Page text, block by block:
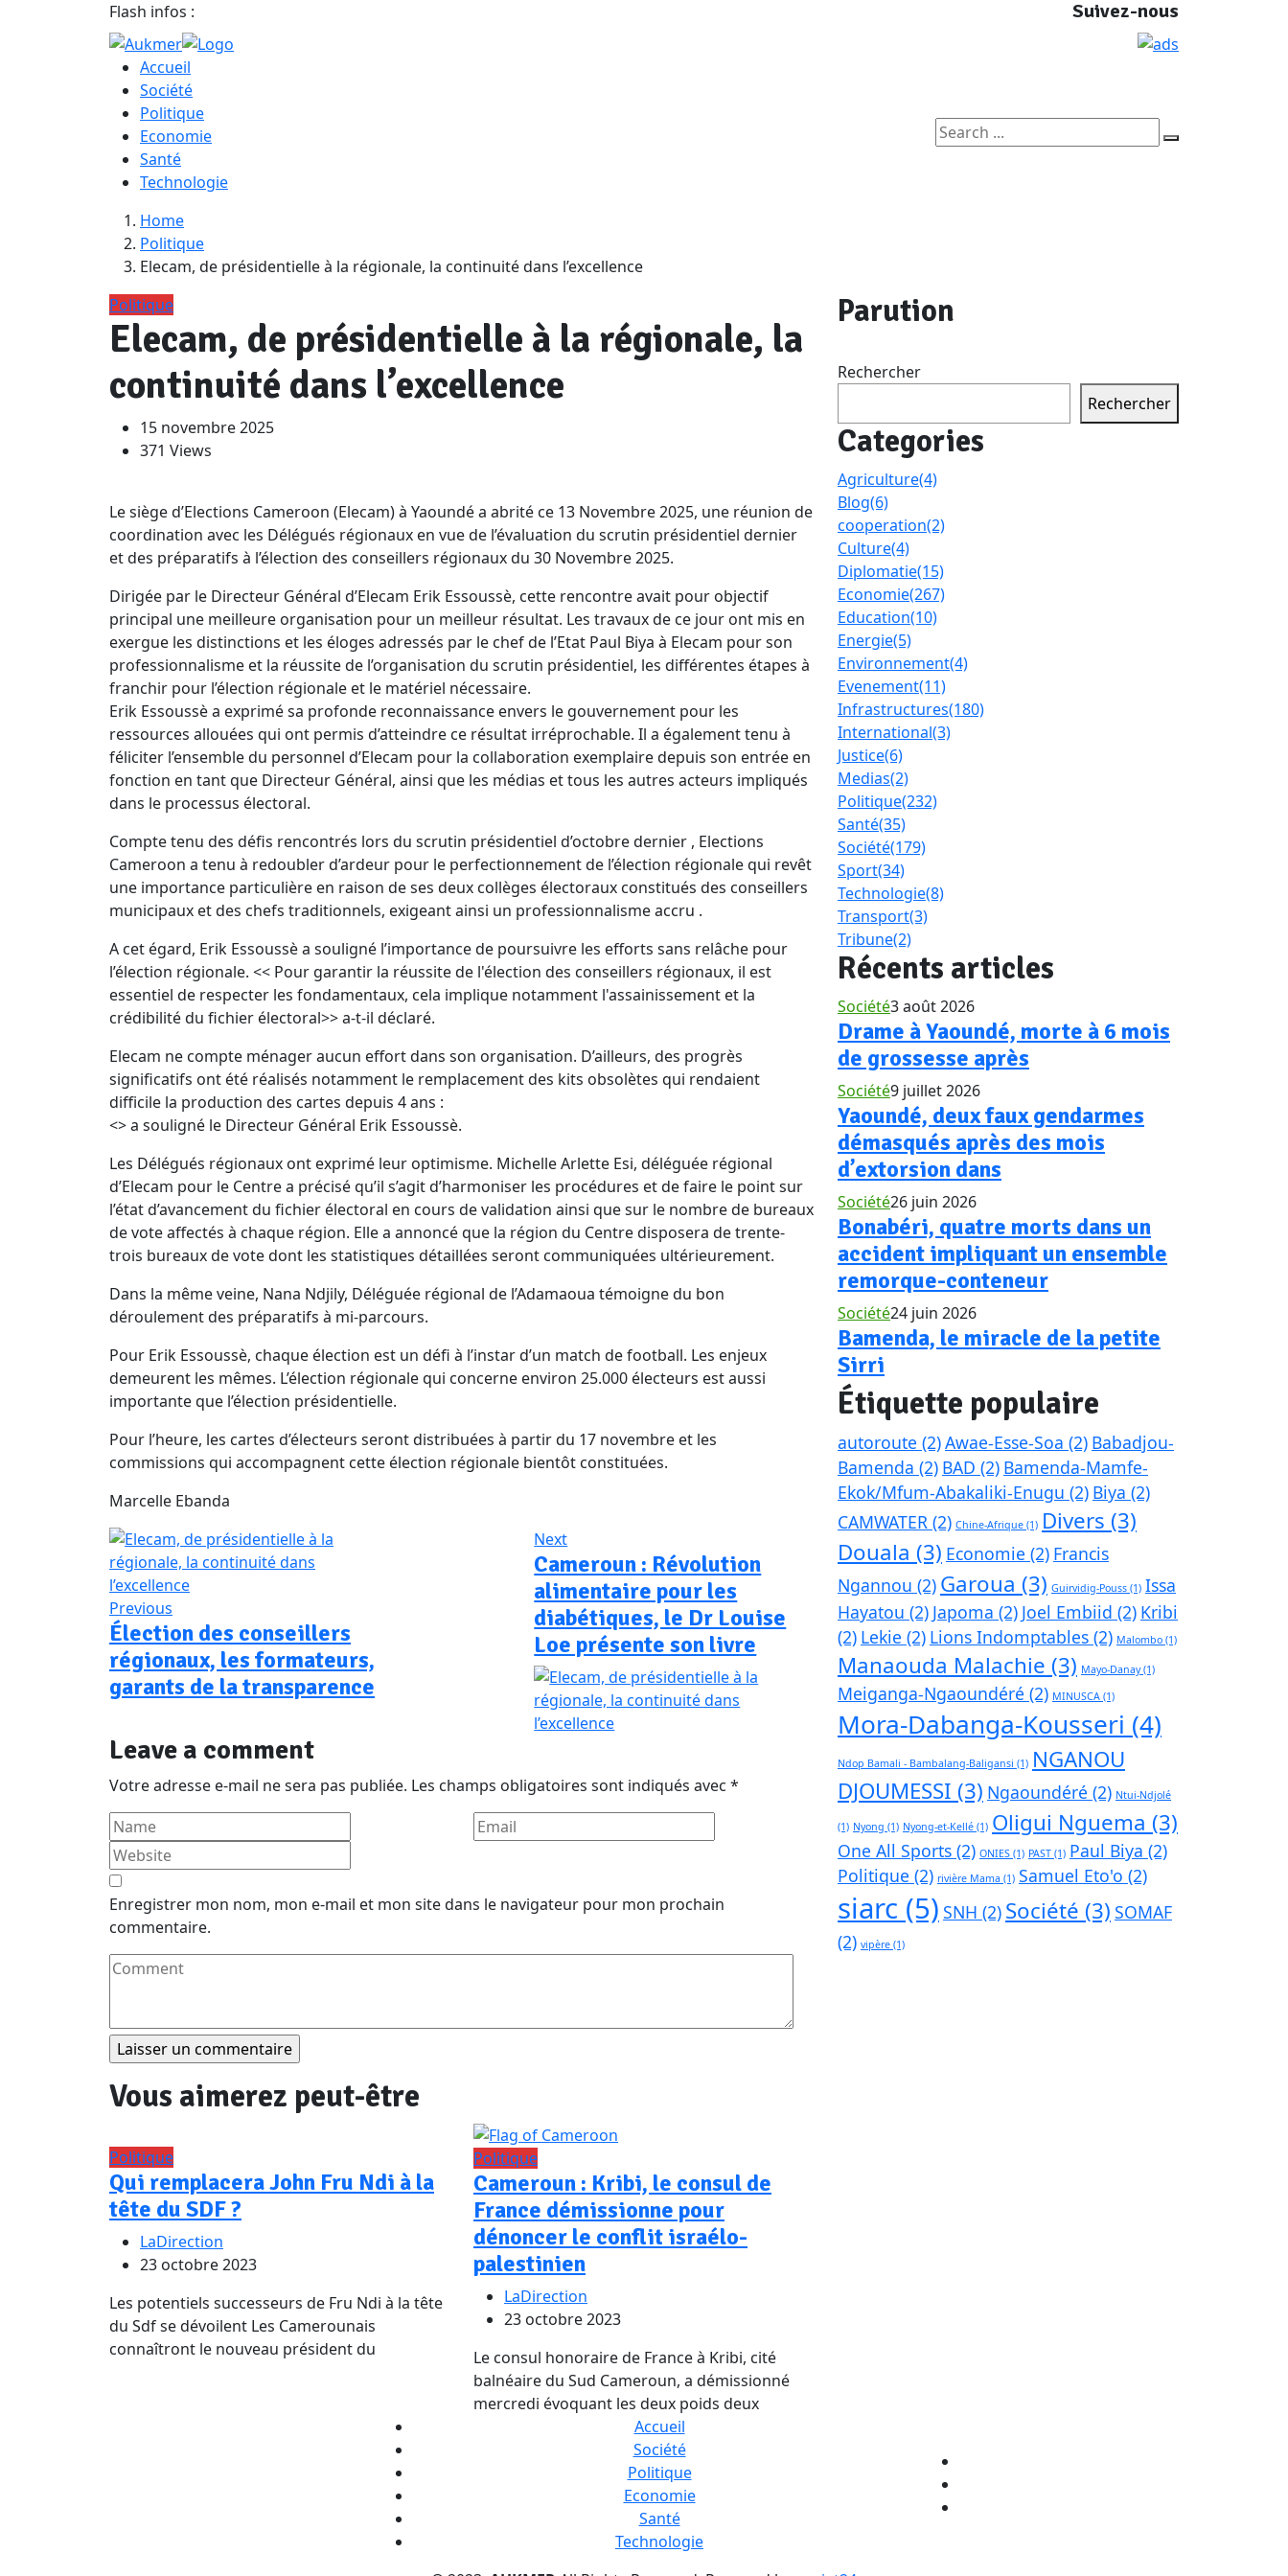
Flash infos : Suivez-nous
Accueil
Société
Politique
Economie
Santé
Technologie
Home
Politique
Elecam, de présidentielle à la régionale, la continuité dans l’excellence
Politique
Elecam, de présidentielle à la régionale, la
continuité dans l’excellence
15 novembre 2025
371 Views
Le siège d’Elections Cameroon (Elecam) à Yaoundé a abrité ce 13 Novembre 2025, une réunion de
coordination avec les Délégués régionaux en vue de l’évaluation du scrutin présidentiel dernier
et des préparatifs à l’élection des conseillers régionaux du 30 Novembre 2025.
Dirigée par le Directeur Général d’Elecam Erik Essoussè, cette rencontre avait pour objectif
principal une meilleure organisation pour un meilleur résultat. Les travaux de ce jour ont mis en
exergue les distinctions et les éloges adressés par le chef de l’Etat Paul Biya à Elecam pour son
professionnalisme et la réussite de l’organisation du scrutin présidentiel, les différentes étapes à
franchir pour l’élection régionale et le matériel nécessaire.
Erik Essoussè a exprimé sa profonde reconnaissance envers le gouvernement pour les
ressources allouées qui ont permis d’atteindre ce résultat irréprochable. Il a également tenu à
féliciter l’ensemble du personnel d’Elecam pour la collaboration exemplaire depuis son entrée en
fonction en tant que Directeur Général, ainsi que les médias et tous les autres acteurs impliqués
dans le processus électoral.
Compte tenu des défis rencontrés lors du scrutin présidentiel d’octobre dernier , Elections
Cameroon a tenu à redoubler d’ardeur pour le perfectionnement de l’élection régionale qui revêt
une importance particulière en raison de ses deux collèges électoraux constitués des conseillers
municipaux et des chefs traditionnels, exigeant ainsi un professionnalisme accru .
A cet égard, Erik Essoussè a souligné l’importance de poursuivre les efforts sans relâche pour
l’élection régionale. << Pour garantir la réussite de l'élection des conseillers régionaux, il est
essentiel de respecter les fondamentaux, cela implique notamment l'assainissement et la
crédibilité du fichier électoral>> a-t-il déclaré.
Elecam ne compte ménager aucun effort dans son organisation. D’ailleurs, des progrès
significatifs ont été réalisés notamment le remplacement des kits obsolètes qui rendaient
difficile la production des cartes depuis 4 ans :
<> a souligné le Directeur Général Erik Essoussè.
Les Délégués régionaux ont exprimé leur optimisme. Michelle Arlette Esi, déléguée régional
d’Elecam pour le Centre a précisé qu’il s’agit d’harmoniser les procédures et de faire le point sur
l’état d’avancement du fichier électoral en cours de validation ainsi que sur le nombre de bureaux
de vote affectés à chaque région. Elle a annoncé que la région du Centre disposera de trente-
trois bureaux de vote dont les statistiques détaillées seront communiquées ultérieurement.
Dans la même veine, Nana Ndjily, Déléguée régional de l’Adamaoua témoigne du bon
déroulement des préparatifs à mi-parcours.
Pour Erik Essoussè, chaque élection est un défi à l’instar d’un match de football. Les enjeux
demeurent les mêmes. L’élection régionale qui concerne environ 25.000 électeurs est aussi
importante que l’élection présidentielle.
Pour l’heure, les cartes d’électeurs seront distribuées à partir du 17 novembre et les
commissions qui accompagnent cette élection régionale bientôt constituées.
Marcelle Ebanda
Previous
Élection des conseillers
régionaux, les formateurs,
garants de la transparence
Next
Cameroun : Révolution
alimentaire pour les
diabétiques, le Dr Louise
Loe présente son livre
Leave a comment
Votre adresse e-mail ne sera pas publiée. Les champs obligatoires sont indiqués avec *
Enregistrer mon nom, mon e-mail et mon site dans le navigateur pour mon prochain
commentaire.
Vous aimerez peut-être
Politique
Qui remplacera John Fru Ndi à la
tête du SDF ?
LaDirection
23 octobre 2023
Les potentiels successeurs de Fru Ndi à la tête
du Sdf se dévoilent Les Camerounais
connaîtront le nouveau président du
Politique
Cameroun : Kribi, le consul de
France démissionne pour
dénoncer le conflit israélo-
palestinien
LaDirection
23 octobre 2023
Le consul honoraire de France à Kribi, cité
balnéaire du Sud Cameroun, a démissionné
mercredi évoquant les deux poids deux
Parution
Rechercher
Rechercher
Categories
Agriculture(4)
Blog(6)
cooperation(2)
Culture(4)
Diplomatie(15)
Economie(267)
Education(10)
Energie(5)
Environnement(4)
Evenement(11)
Infrastructures(180)
International(3)
Justice(6)
Medias(2)
Politique(232)
Santé(35)
Société(179)
Sport(34)
Technologie(8)
Transport(3)
Tribune(2)
Récents articles
Société3 août 2026
Drame à Yaoundé, morte à 6 mois
de grossesse après
Société9 juillet 2026
Yaoundé, deux faux gendarmes
démasqués après des mois
d’extorsion dans
Société26 juin 2026
Bonabéri, quatre morts dans un
accident impliquant un ensemble
remorque-conteneur
Société24 juin 2026
Bamenda, le miracle de la petite
Sirri
Étiquette populaire
autoroute (2)Awae-Esse-Soa (2) Babadjou-
Bamenda (2) BAD (2) Bamenda-Mamfe-
Ekok/Mfum-Abakaliki-Enugu (2) Biya (2)
CAMWATER (2) Chine-Afrique (1) Divers (3)
Douala (3) Economie (2) Francis
Ngannou (2) Garoua (3) Guirvidig-Pouss (1) Issa
Hayatou (2) Japoma (2) Joel Embiid (2) Kribi
(2) Lekie (2) Lions Indomptables (2) Malombo (1)
Manaouda Malachie (3) Mayo-Danay(1)
Meiganga-Ngaoundéré (2) MINUSCA (1)
Mora-Dabanga-Kousseri (4)
Ndop Bamali - Bambalang-Baligansi (1) NGANOU
DJOUMESSI (3) Ngaoundéré (2) Ntui-Ndjolé
(1) Nyong (1) Nyong-et-Kellé (1) Oligui Nguema (3)
One All Sports (2) ONIES (1) PAST (1) Paul Biya (2)
Politique (2) rivière Mama (1) Samuel Eto'o (2)
siarc (5) SNH (2) Société (3) SOMAF
(2) vipère (1)
Accueil
Société
Politique
Economie
Santé
Technologie